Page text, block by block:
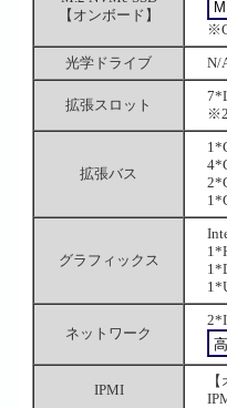
【オンボード】
光学ドライブ
N/
拡張スロット
拡張バス
グラフィックス
ネットワーク
IPMI